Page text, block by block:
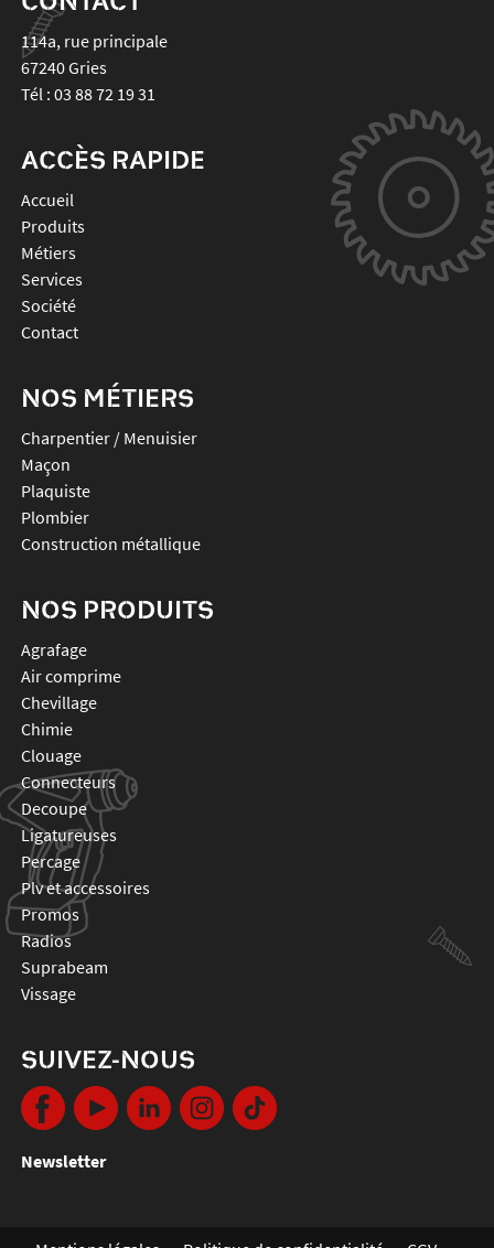
114a, rue principale
67240Gries
Tél : 03 88 72 19 31
ACCÈS RAPIDE
Accueil
Produits
Métiers
Services
Société
Contact
NOS MÉTIERS
Charpentier / Menuisier
Maçon
Plaquiste
Plombier
Construction métallique
NOS PRODUITS
agrafage
air comprime
chevillage
chimie
clouage
connecteurs
decoupe
ligatureuses
percage
plv et accessoires
promos
radios
suprabeam
vissage
SUIVEZ-NOUS
Newsletter